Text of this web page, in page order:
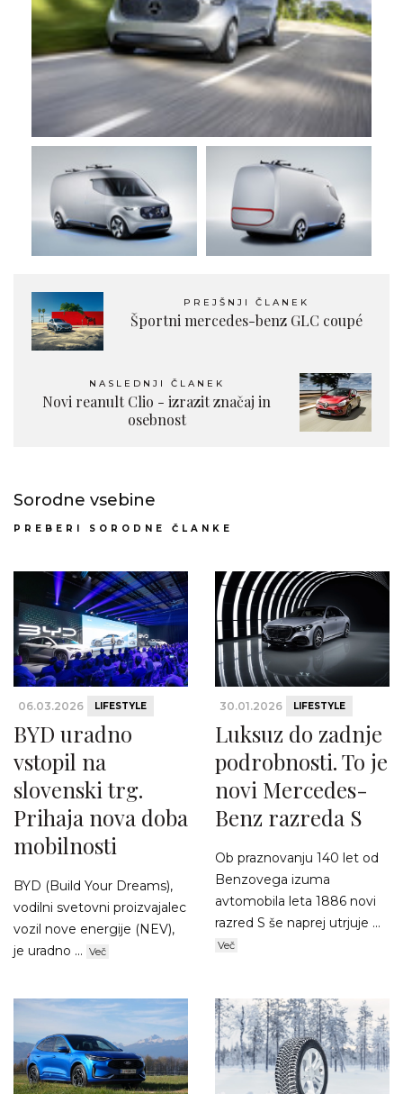
PREJŠNJI ČLANEK
Športni mercedes-benz GLC coupé
NASLEDNJI ČLANEK
Novi reanult Clio - izrazit značaj in
osebnost
Sorodne vsebine
PREBERI SORODNE ČLANKE
06.03.2026 LIFESTYLE
BYD uradno
vstopil na
slovenski trg.
Prihaja nova doba
mobilnosti
BYD (Build Your Dreams),
vodilni svetovni proizvajalec
vozil nove energije (NEV),
je uradno ... Več
30.01.2026 LIFESTYLE
Luksuz do zadnje
podrobnosti. To je
novi Mercedes-
Benz razreda S
Ob praznovanju 140 let od
Benzovega izuma
avtomobila leta 1886 novi
razred S še naprej utrjuje ...
Več